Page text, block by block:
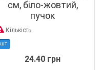
см, біло-жовтий,
пучок
Кількість
шт
24.40 грн